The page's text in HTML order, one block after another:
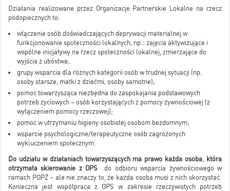
Działania realizowane przez Organizacje Partnerskie Lokalne na rzecz
podopiecznych to:
włączenie osób doświadczających deprywacji materialnej w
funkcjonowanie społeczności lokalnych, np.: zajęcia aktywizujące i
wspólne inicjatywy na rzecz społeczności lokalnej, zmierzające do
wyjścia z ubóstwa;
grupy wsparcia dla różnych kategorii osób w trudnej sytuacji (np.
osoby starsze, matki z dziećmi, osoby samotne);
pomoc towarzysząca niezbędna do zaspokajania podstawowych
potrzeb życiowych – osób korzystających z pomocy żywnościowej (z
wyłączeniem pomocy rzeczowej);
pomoc w utrzymaniu higieny osobistej osobom bezdomnym;
wsparcie psychologiczne/terapeutyczne osób zagrożonych
wykluczeniem społecznym.
Do udziału w działaniach towarzyszących ma prawo każda osoba
która
otrzymała skierowanie z OPS do odbioru wsparcia żywnościowego w
ramach POPŻ – ale nie znaczy to, że każda osoba musi z nich skorzystać.
Konieczna jest współpraca z OPS w zakresie rzeczywistych potrzeb